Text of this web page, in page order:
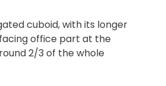
cuboid, with its longer
office part at the
2/3 of the whole